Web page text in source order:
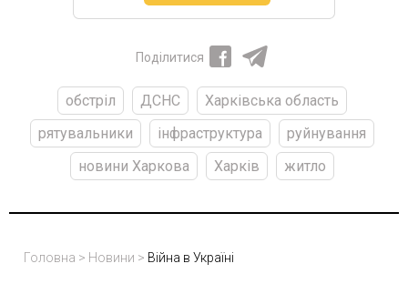
Поділитися
обстріл ДСНС
Харківська область
рятувальники
інфраструктура
руйнування
новини Харкова
Харків житло
Головна > Новини > Війна в Україні